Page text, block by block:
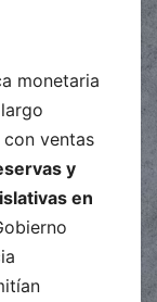
monetaria
ventas
y
en